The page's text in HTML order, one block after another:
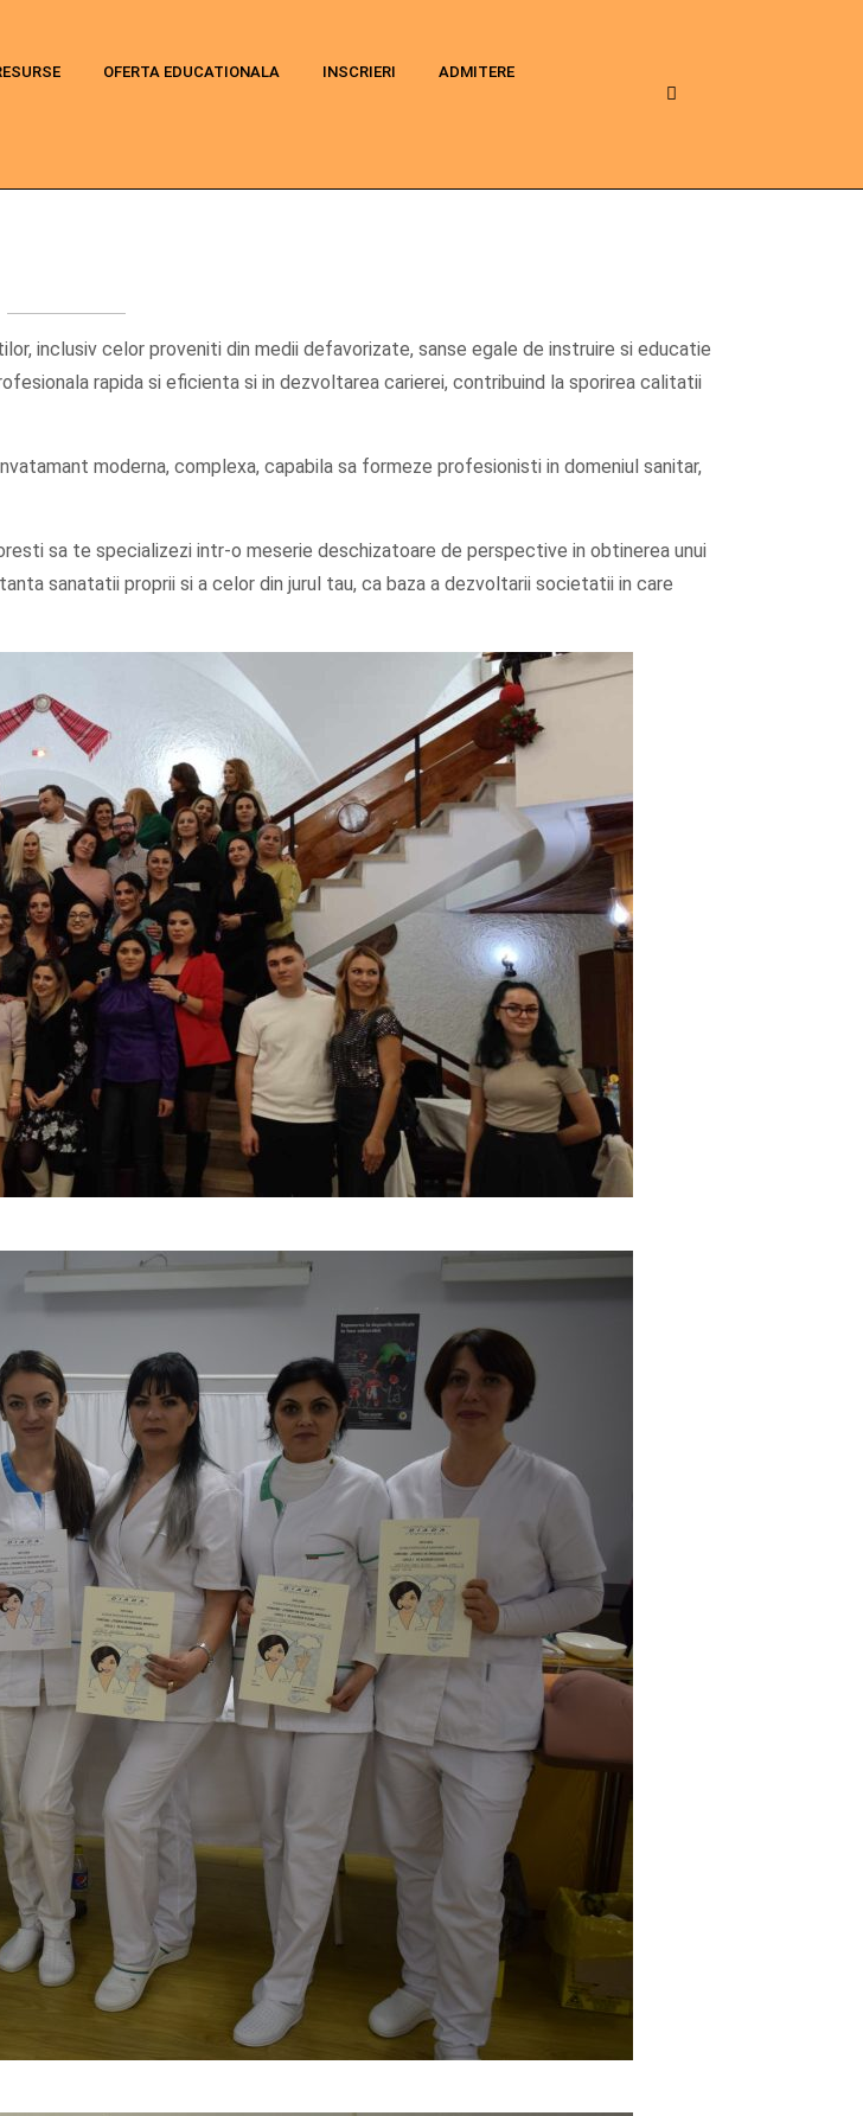
OFERTA EDUCATIONALA INSCRIERI ADMITERE
inclusiv celor proveniti din medii defavorizate, sanse egale de instruire si educatie
rapida si eficienta si in dezvoltarea carierei, contribuind la sporirea calitatii
moderna, complexa, capabila sa formeze profesionisti in domeniul sanitar,
sa te specializezi intr-o meserie deschizatoare de perspective in obtinerea unui
sanatatii proprii si a celor din jurul tau, ca baza a dezvoltarii societatii in care